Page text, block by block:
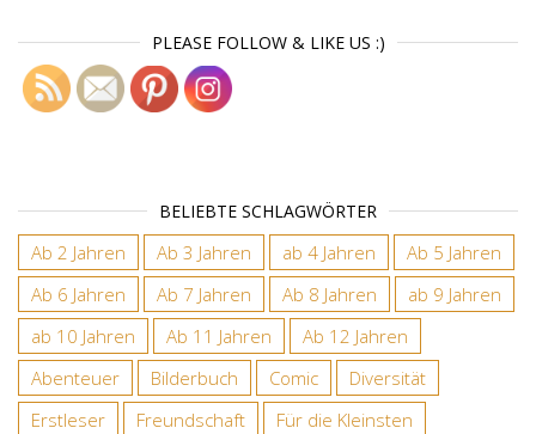
PLEASE FOLLOW & LIKE US :)
BELIEBTE SCHLAGWÖRTER
Ab 2 Jahren Ab 3 Jahren ab 4 Jahren
Ab 5 Jahren
Ab 6 Jahren
Ab 7 Jahren Ab 8 Jahren
ab 9 Jahren
ab 10 Jahren
Ab 11 Jahren
Ab 12 Jahren
Abenteuer
Bilderbuch Comic
Diversität
Erstleser
Freundschaft
Für die Kleinsten